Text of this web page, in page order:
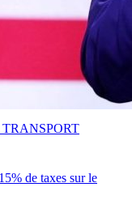
de taxes sur le